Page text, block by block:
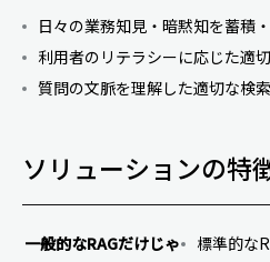
日々の業務知見・暗黙知を蓄積
利用者のリテラシーに応じた適
質問の文脈を理解した適切な検索
ソリューションの特
一般的なRAGだけじゃ
標準的な